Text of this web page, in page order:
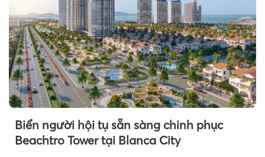
Biển người hội tụ sẵn sàng chinh phục
Beachtro Tower tại Blanca City